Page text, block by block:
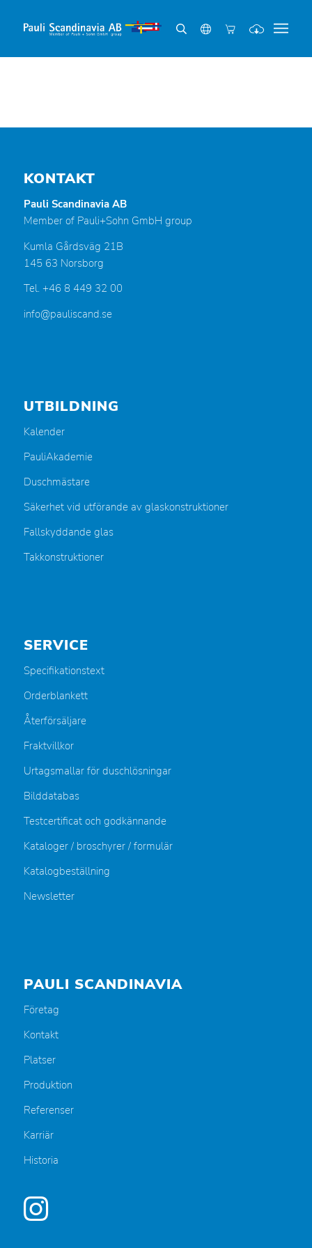
KONTAKT
Pauli Scandinavia AB
Member of Pauli+Sohn GmbH group
Kumla Gårdsväg 21B
145 63 Norsborg
Tel. +46 8 449 32 00
info@pauliscand.se
UTBILDNING
Kalender
PauliAkademie
Duschmästare
Säkerhet vid utförande av glaskonstruktioner
Fallskyddande glas
Takkonstruktioner
SERVICE
Specifikationstext
Orderblankett
Återförsäljare
Fraktvillkor
Urtagsmallar för duschlösningar
Bilddatabas
Testcertificat och godkännande
Kataloger / broschyrer / formulär
Katalogbeställning
Newsletter
PAULI SCANDINAVIA
Företag
Kontakt
Platser
Produktion
Referenser
Karriär
Historia